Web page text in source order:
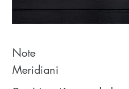
Note
Meridiani